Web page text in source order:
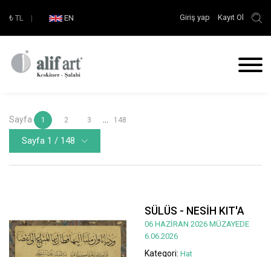
₺ TL | EN Giriş yap Kayıt Ol
Sayfa 1 2 3 148
Sayfa 1 / 148
SÜLÜS - NESİH KIT'A
06 HAZİRAN 2026 MÜZAYEDE
6.06.2026
Kategori: Hat